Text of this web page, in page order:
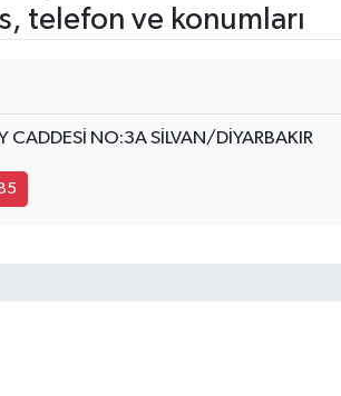
telefon ve konumları
CADDESİ NO:3A SİLVAN/DİYARBAKIR